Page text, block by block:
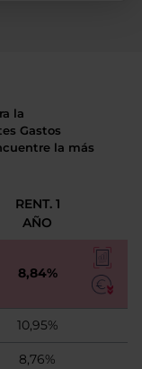
la
Gastos
la más
RENT. 1
AÑO
8,84%
10,95%
8,76%